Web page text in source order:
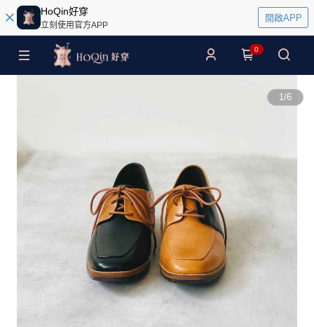
HoQin好穿
立刻使用官方APP
開啟APP
0
1/6